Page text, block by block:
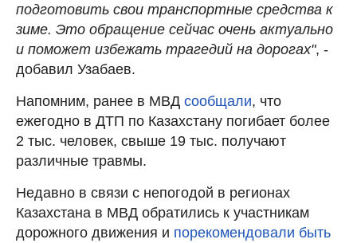
подготовить свои транспортные средства к
зиме. Это обращение сейчас очень актуально
и поможет избежать трагедий на дорогах", -
добавил Узабаев.
Напомним, ранее в МВД сообщали, что
ежегодно в ДТП по Казахстану погибает более
2 тыс. человек, свыше 19 тыс. получают
различные травмы.
Недавно в связи с непогодой в регионах
Казахстана в МВД обратились к участникам
дорожного движения и порекомендовали быть